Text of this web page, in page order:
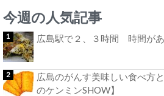
今週の人気記事
広島駅で２、３時間 時間が
広島のがんす美味しい食べ方
のケンミンSHOW】